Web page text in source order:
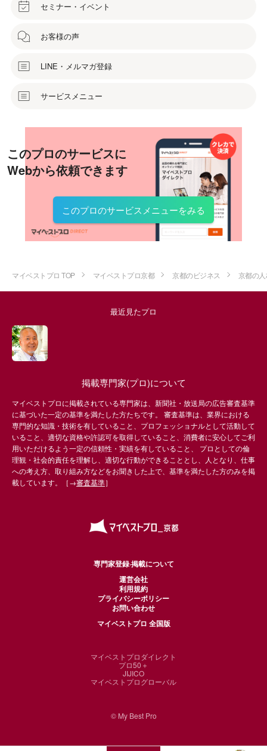
セミナー・イベント
お客様の声
LINE・メルマガ登録
サービスメニュー
このプロのサービスに
Webから依頼できます
このプロのサービスメニューをみる
マイベストプロ TOP マイベストプロ京都 京都のビジネス 京都の
最近見たプロ
掲載専門家(プロ)について
マイベストプロに掲載されている専門家は、新聞社・放送局の広告審査基準
に基づいた一定の基準を満たした方たちです。 審査基準は、業界における
専門的な知識・技術を有していること、プロフェッショナルとして活動して
いること、適切な資格や許認可を取得していること、消費者に安心してご利
用いただけるよう一定の信頼性・実績を有していること、 プロとしての倫
理観・社会的責任を理解し、適切な行動ができることとし、人となり、仕事
への考え方、取り組み方などをお聞きした上で、基準を満たした方のみを掲
載しています。［→審査基準］
専門家登録·掲載について
運営会社
利用規約
プライバシーポリシー
お問い合わせ
マイベストプロ 全国版
マイベストプロダイレクト
プロ50＋
JIJICO
マイベストプログローバル
© My Best Pro